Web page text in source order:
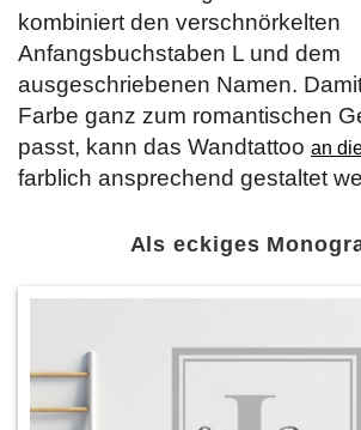
kombiniert den verschnörkelten
Anfangsbuchstaben L und dem
ausgeschriebenen Namen.
Farbe ganz zum romantischen
passt, kann das Wandtattoo an
farblich ansprechend gestaltet
Als eckiges